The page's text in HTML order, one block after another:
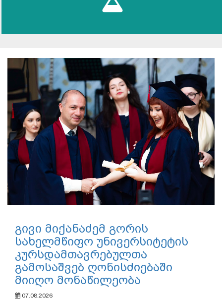
გივი მიქანაძემ გორის
სახელმწიფო უნივერსიტეტის
კურსდამთავრებულთა
გამოსაშვებ ღონისძიებაში
მიიღო მონაწილეობა
07.08.2026